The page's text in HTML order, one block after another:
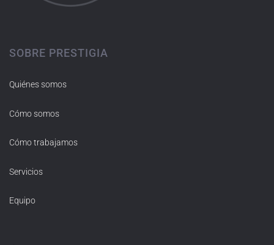
SOBRE PRESTIGIA
Quiénes somos
Cómo somos
Cómo trabajamos
Servicios
Equipo